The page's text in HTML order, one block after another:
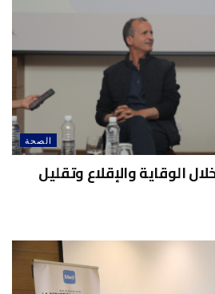
الصحة
الوقاية والإقلاع وتقليل